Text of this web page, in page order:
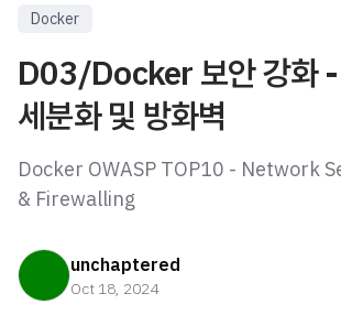
Docker
D03/Docker 보안 강화 -
세분화 및 방화벽
Docker OWASP TOP10 - Network
& Firewalling
unchaptered
Oct 18, 2024